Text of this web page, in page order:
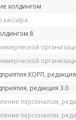
холдингом
кассира
8
КОРП,
редакция 3.0
персоналом,
персоналом,